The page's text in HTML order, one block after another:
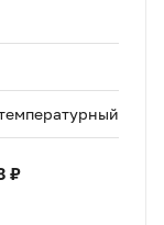
₽